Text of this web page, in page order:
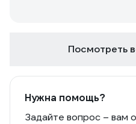
Посмотреть
Нужна помощь?
Задайте вопрос – вам